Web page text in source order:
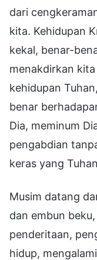
dari
kita. Kehidupan
kekal, benar-
menakdirkan
kehidupan
benar
Dia, meminum
pengabdian
keras yang
Musim datang
dan embun
penderitaan,
hidup,